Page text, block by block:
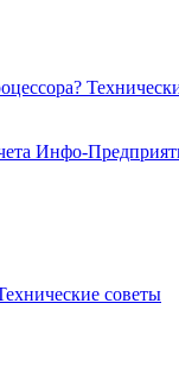
Инфо-
советы